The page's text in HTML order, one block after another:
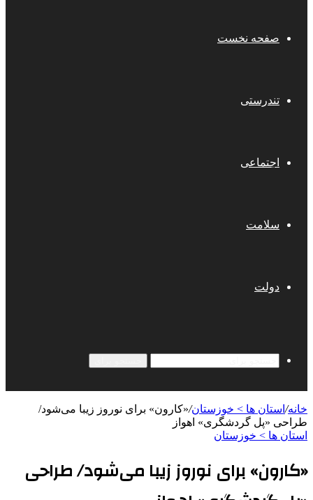
صفحه نخست
تندرستی
اجتماعی
سلامت
دولت
خانه/ استان ها > خوزستان/«کارون» برای نوروز زیبا می‌شود/
طراحی «پل گردشگری» اهواز
استان ها > خوزستان
«کارون» برای نوروز زیبا می‌شود/ طراحی